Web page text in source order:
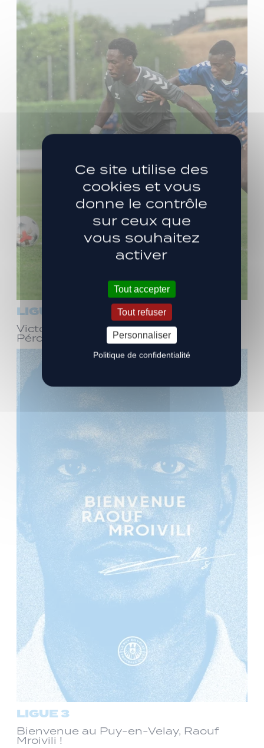
LIGUE 3
Victoire face à Bourg-en-Bresse
Péronnas (1-0)
LIGUE 3
Bienvenue au Puy-en-Velay, Raouf
Mroivili !
Ce site utilise des
cookies et vous
donne le contrôle
sur ceux que
vous souhaitez
activer
Tout accepter
Tout refuser
Personnaliser
Politique de confidentialité